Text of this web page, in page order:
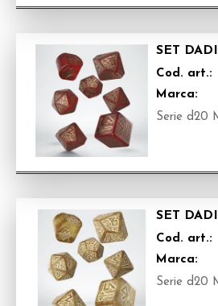
SET
Cod. art.:
Marca:
Serie d20
SET
Cod. art.:
Marca:
Serie d20